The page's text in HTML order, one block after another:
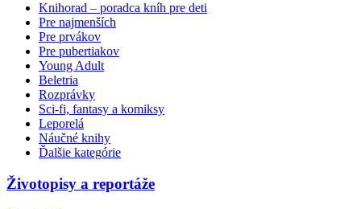
Knihorad – poradca kníh pre deti
Pre najmenších
Pre prvákov
Pre pubertiakov
Young Adult
Beletria
Rozprávky
Sci-fi, fantasy a komiksy
Leporelá
Náučné knihy
Ďalšie kategórie
Životopisy a reportáže